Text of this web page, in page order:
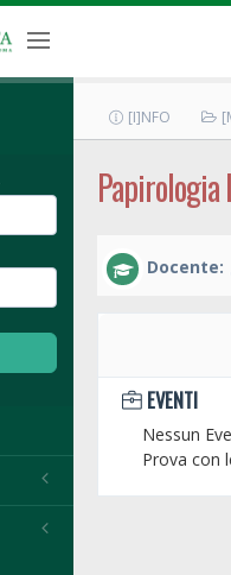
[I]NFO
Papirologia
Docente:
EVENTI
Nessun
Prova con